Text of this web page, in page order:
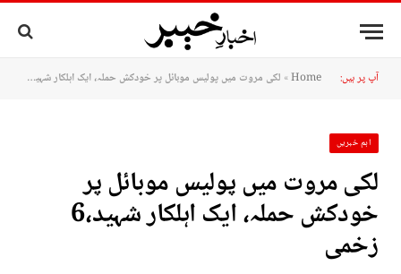
آپ پر ہیں: Home
» لکی مروت میں پولیس موبائل پر خودکش حملہ، ایک اہلکار شہید،6 زخمی
اہم خبریں
لکی مروت میں پولیس موبائل پر
خودکش حملہ، ایک اہلکار شہید،6
زخمی